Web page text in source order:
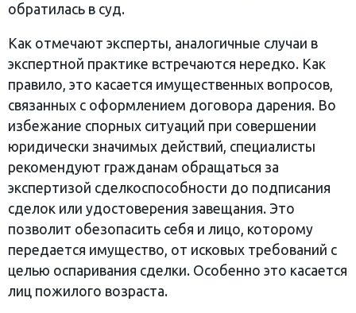
обратилась в суд.
Как отмечают эксперты, аналогичные случаи в
экспертной практике встречаются нередко. Как
правило, это касается имущественных вопросов,
связанных с оформлением договора дарения. Во
избежание спорных ситуаций при совершении
юридически значимых действий, специалисты
рекомендуют гражданам обращаться за
экспертизой сделкоспособности до подписания
сделок или удостоверения завещания. Это
позволит обезопасить себя и лицо, которому
передается имущество, от исковых требований с
целью оспаривания сделки. Особенно это касается
лиц пожилого возраста.